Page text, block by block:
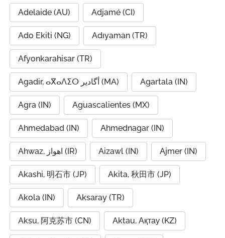
Adelaide (AU) Adjamé (CI)
Ado Ekiti (NG) Adıyaman (TR)
Afyonkarahisar (TR)
Agadir, ⴰⴳⴰⴷⵉⵔ أگادیر (MA) Agartala (IN)
Agra (IN) Aguascalientes (MX)
Ahmedabad (IN) Ahmednagar (IN)
Ahwaz, اهواز (IR) Aizawl (IN) Ajmer (IN)
Akashi, 明石市 (JP) Akita, 秋田市 (JP)
Akola (IN) Aksaray (TR)
Aksu, 阿克苏市 (CN) Aktau, Ақтау (KZ)